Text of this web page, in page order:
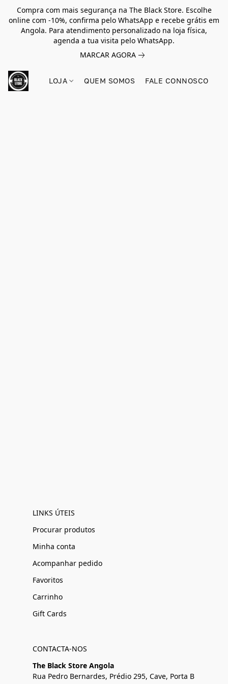
Compra com mais segurança na The Black Store. Escolhe
online com -10%, confirma pelo WhatsApp e recebe grátis em
Angola. Para atendimento personalizado na loja física,
agenda a tua visita pelo WhatsApp.
MARCAR AGORA
LOJA QUEM SOMOS FALE CONNOSCO
LINKS ÚTEIS
Procurar produtos
Minha conta
Acompanhar pedido
Favoritos
Carrinho
Gift Cards
CONTACTA-NOS
The Black Store Angola
Rua Pedro Bernardes, Prédio 295, Cave, Porta B